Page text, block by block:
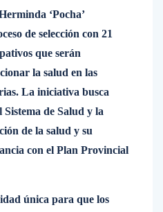
‘Pocha’
de selección con 21
que serán
la salud en las
La iniciativa busca
de Salud y la
de la salud y su
con el Plan Provincial
única para que los